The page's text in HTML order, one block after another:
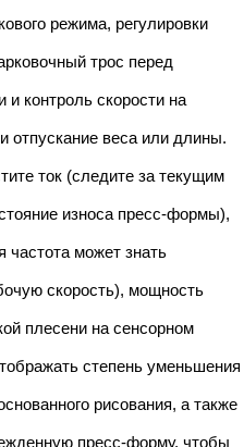
режима, регулировки
трос перед
контроль скорости на
отпускание веса или длины.
ток (следите за текущим
износа пресс-формы),
может знать
скорость), мощность
плесени на сенсорном
степень уменьшения
рисования, а также
пресс-форму, чтобы